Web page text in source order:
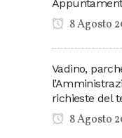
8 Agosto
Vadino,
richieste del
8 Agosto